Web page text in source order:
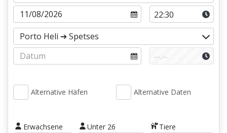
Alternative Häfen Alternative Daten
Erwachsene Unter 26 Tiere